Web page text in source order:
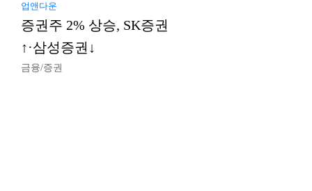
업앤다운
증권주 2% 상승, SK증권
↑·삼성증권↓
금융/증권